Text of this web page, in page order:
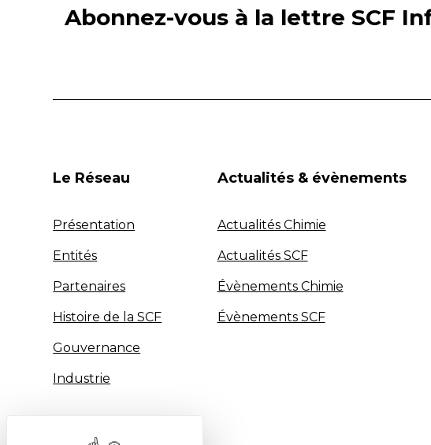
Abonnez-vous à la lettre SCF
Le Réseau
Présentation
Entités
Partenaires
Histoire de la SCF
Gouvernance
Industrie
Actualités & évènements
Actualités Chimie
Actualités SCF
Évènements Chimie
Évènements SCF